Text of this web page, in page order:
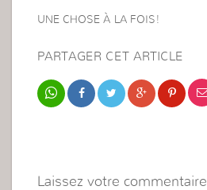
UNE CHOSE À LA FOIS!
PARTAGER CET ARTICLE
Laissez votre commentaire